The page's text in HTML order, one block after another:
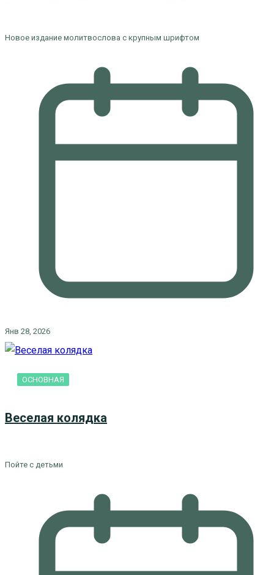
Новое издание молитвослова с крупным шрифтом
Янв 28, 2026
ОСНОВНАЯ
Веселая колядка
Пойте с детьми